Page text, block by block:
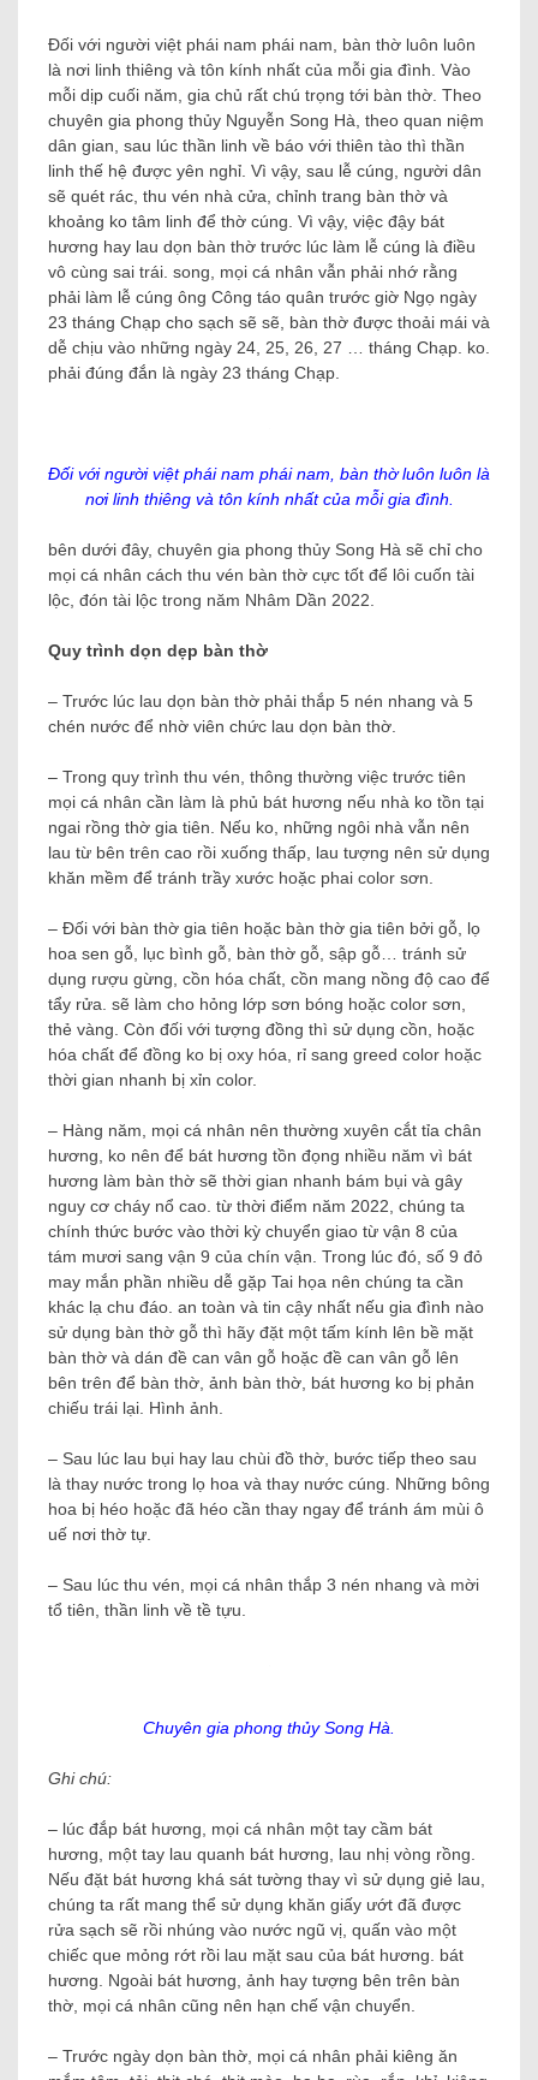
Đối với người việt phái nam phái nam, bàn thờ luôn luôn
là nơi linh thiêng và tôn kính nhất của mỗi gia đình. Vào
mỗi dịp cuối năm, gia chủ rất chú trọng tới bàn thờ. Theo
chuyên gia phong thủy Nguyễn Song Hà, theo quan niệm
dân gian, sau lúc thần linh về báo với thiên tào thì thần
linh thế hệ được yên nghỉ. Vì vậy, sau lễ cúng, người dân
sẽ quét rác, thu vén nhà cửa, chỉnh trang bàn thờ và
khoảng ko tâm linh để thờ cúng. Vì vậy, việc đậy bát
hương hay lau dọn bàn thờ trước lúc làm lễ cúng là điều
vô cùng sai trái. song, mọi cá nhân vẫn phải nhớ rằng
phải làm lễ cúng ông Công táo quân trước giờ Ngọ ngày
23 tháng Chạp cho sạch sẽ sẽ, bàn thờ được thoải mái và
dễ chịu vào những ngày 24, 25, 26, 27 … tháng Chạp. ko.
phải đúng đắn là ngày 23 tháng Chạp.
Đối với người việt phái nam phái nam, bàn thờ luôn luôn là
nơi linh thiêng và tôn kính nhất của mỗi gia đình.
bên dưới đây, chuyên gia phong thủy Song Hà sẽ chỉ cho
mọi cá nhân cách thu vén bàn thờ cực tốt để lôi cuốn tài
lộc, đón tài lộc trong năm Nhâm Dần 2022.
Quy trình dọn dẹp bàn thờ
– Trước lúc lau dọn bàn thờ phải thắp 5 nén nhang và 5
chén nước để nhờ viên chức lau dọn bàn thờ.
– Trong quy trình thu vén, thông thường việc trước tiên
mọi cá nhân cần làm là phủ bát hương nếu nhà ko tồn tại
ngai rồng thờ gia tiên. Nếu ko, những ngôi nhà vẫn nên
lau từ bên trên cao rồi xuống thấp, lau tượng nên sử dụng
khăn mềm để tránh trầy xước hoặc phai color sơn.
– Đối với bàn thờ gia tiên hoặc bàn thờ gia tiên bởi gỗ, lọ
hoa sen gỗ, lục bình gỗ, bàn thờ gỗ, sập gỗ… tránh sử
dụng rượu gừng, cồn hóa chất, cồn mang nồng độ cao để
tẩy rửa. sẽ làm cho hỏng lớp sơn bóng hoặc color sơn,
thẻ vàng. Còn đối với tượng đồng thì sử dụng cồn, hoặc
hóa chất để đồng ko bị oxy hóa, rỉ sang greed color hoặc
thời gian nhanh bị xỉn color.
– Hàng năm, mọi cá nhân nên thường xuyên cắt tỉa chân
hương, ko nên để bát hương tồn đọng nhiều năm vì bát
hương làm bàn thờ sẽ thời gian nhanh bám bụi và gây
nguy cơ cháy nổ cao. từ thời điểm năm 2022, chúng ta
chính thức bước vào thời kỳ chuyển giao từ vận 8 của
tám mươi sang vận 9 của chín vận. Trong lúc đó, số 9 đỏ
may mắn phần nhiều dễ gặp Tai họa nên chúng ta cần
khác lạ chu đáo. an toàn và tin cậy nhất nếu gia đình nào
sử dụng bàn thờ gỗ thì hãy đặt một tấm kính lên bề mặt
bàn thờ và dán đề can vân gỗ hoặc đề can vân gỗ lên
bên trên để bàn thờ, ảnh bàn thờ, bát hương ko bị phản
chiếu trái lại. Hình ảnh.
– Sau lúc lau bụi hay lau chùi đồ thờ, bước tiếp theo sau
là thay nước trong lọ hoa và thay nước cúng. Những bông
hoa bị héo hoặc đã héo cần thay ngay để tránh ám mùi ô
uế nơi thờ tự.
– Sau lúc thu vén, mọi cá nhân thắp 3 nén nhang và mời
tổ tiên, thần linh về tề tựu.
Chuyên gia phong thủy Song Hà.
Ghi chú:
– lúc đắp bát hương, mọi cá nhân một tay cầm bát
hương, một tay lau quanh bát hương, lau nhị vòng rồng.
Nếu đặt bát hương khá sát tường thay vì sử dụng giẻ lau,
chúng ta rất mang thể sử dụng khăn giấy ướt đã được
rửa sạch sẽ rồi nhúng vào nước ngũ vị, quấn vào một
chiếc que mỏng rớt rồi lau mặt sau của bát hương. bát
hương. Ngoài bát hương, ảnh hay tượng bên trên bàn
thờ, mọi cá nhân cũng nên hạn chế vận chuyển.
– Trước ngày dọn bàn thờ, mọi cá nhân phải kiêng ăn